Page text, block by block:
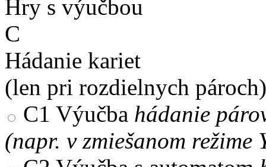
Hry s výučbou
C
Hádanie kariet
(len pri rozdielnych pároch)
C1 Výučba hádanie
(napr. v zmiešanom režime